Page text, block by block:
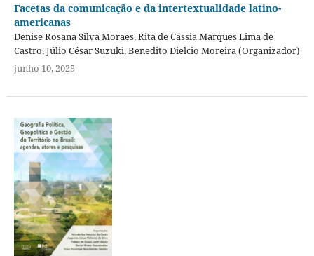
Facetas da comunicação e da intertextualidade latino-
americanas
Denise Rosana Silva Moraes, Rita de Cássia Marques Lima de
Castro, Júlio César Suzuki, Benedito Dielcio Moreira (Organizador)
junho 10, 2025